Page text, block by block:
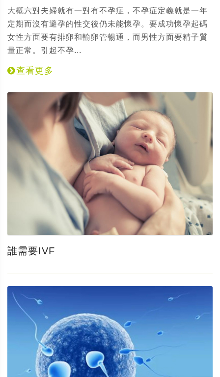
大概六對夫婦就有一對有不孕症，不孕症定義就是一年
定期而沒有避孕的性交後仍未能懷孕。要成功懷孕起碼
女性方面要有排卵和輸卵管暢通，而男性方面要精子質
量正常。引起不孕...
查看更多
誰需要IVF